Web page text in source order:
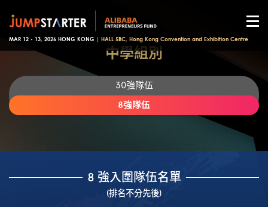
MAR 12 - 13, 2026 HONG KONG | HALL 5BC, Hong Kong Convention and Exhibition Centre
中學組別
30強隊伍
8強隊伍
8 強入圍隊伍名單
(排名不分先後)